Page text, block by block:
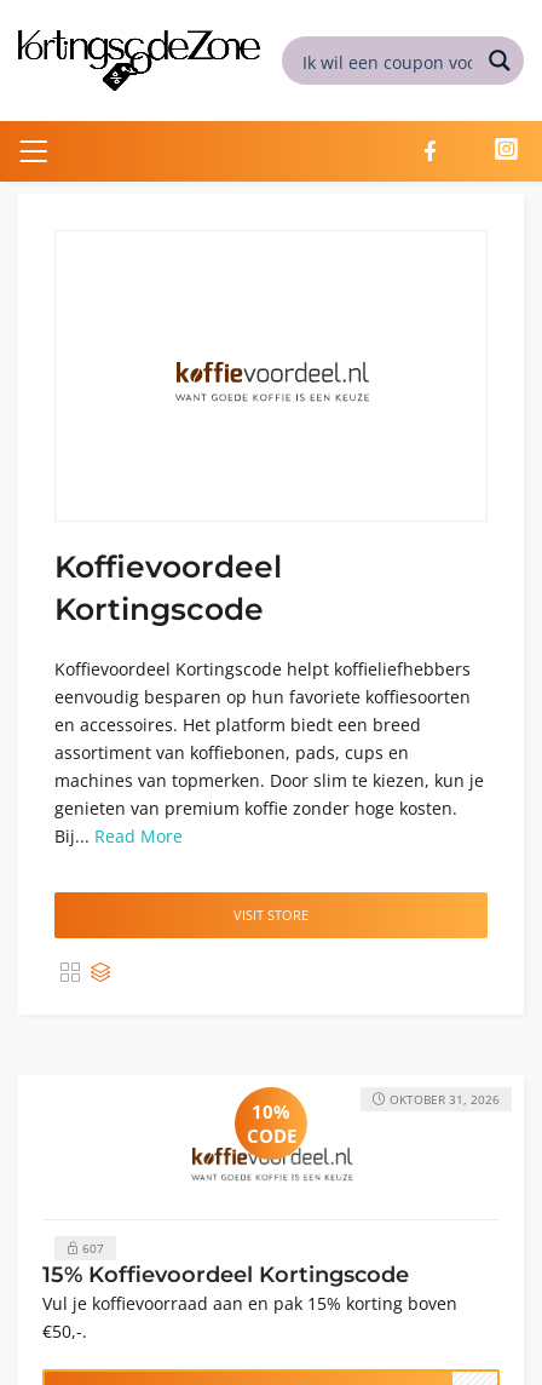
Koffievoordeel
Kortingscode
Koffievoordeel Kortingscode helpt koffieliefhebbers
eenvoudig besparen op hun favoriete koffiesoorten
en accessoires. Het platform biedt een breed
assortiment van koffiebonen, pads, cups en
machines van topmerken. Door slim te kiezen, kun je
genieten van premium koffie zonder hoge kosten.
Bij... Read More
VISIT STORE
10%
CODE
607
15% Koffievoordeel Kortingscode
Vul je koffievoorraad aan en pak 15% korting boven
€50,-.
OKTOBER 31, 2026